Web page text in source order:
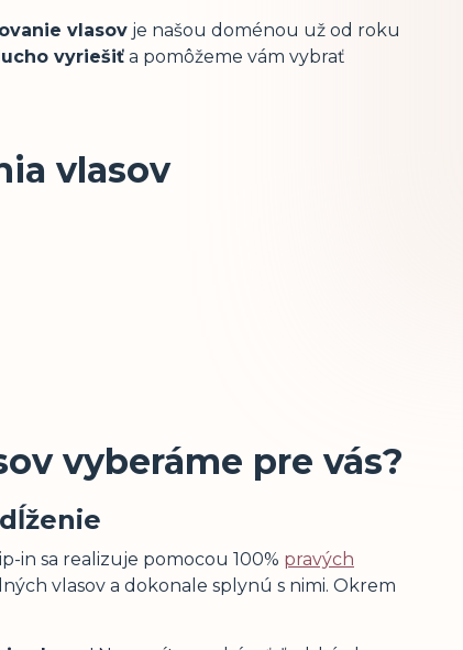
vlasov je našou doménou už od roku
vyriešiť a pomôžeme vám vybrať
vlasov
vyberáme pre vás?
in sa realizuje pomocou 100% pravých
vlasov a dokonale splynú s nimi. Okrem